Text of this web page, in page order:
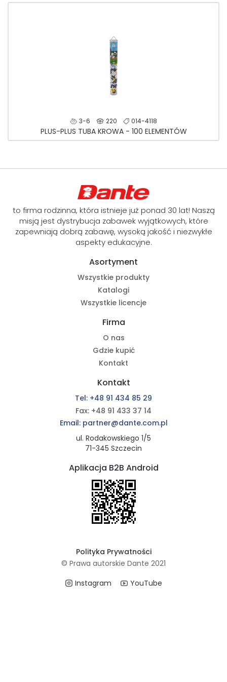
3-6 220 014-4118
PLUS-PLUS TUBA KROWA - 100 ELEMENTÓW
to firma rodzinna, która istnieje już ponad 30 lat! Naszą
misją jest dystrybucja zabawek wyjątkowych, które
zapewniają dobrą zabawę, wysoką jakość i niezwykłe
aspekty edukacyjne.
Asortyment
Wszystkie produkty
Katalogi
Wszystkie licencje
Firma
O nas
Gdzie kupić
Kontakt
Kontakt
Tel: +48 91 434 85 29
Fax: +48 91 433 37 14
Email: partner@dante.com.pl
ul. Rodakowskiego 1/5
71-345 Szczecin
Aplikacja B2B Android
Polityka Prywatności
© Prawa autorskie Dante 2021
Instagram
YouTube